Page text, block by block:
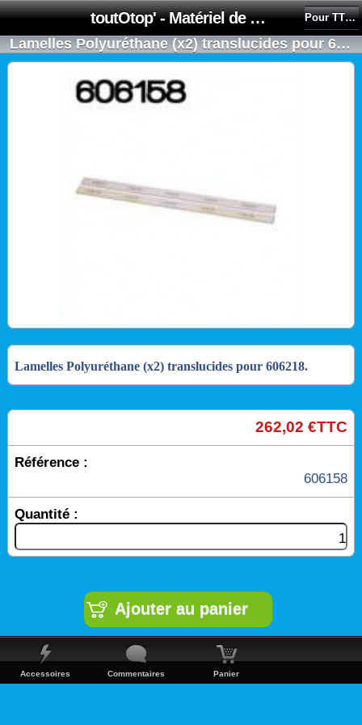
toutOtop' - Matériel de nettoyage, produit d'entretien, lubrifiant pour professionnel et particulier Pour TTB6652S
Lamelles Polyuréthane (x2) translucides pour 606218 - NUMATIC
Lamelles Polyuréthane (x2) translucides pour 606218.
262,02 €TTC
Référence :
606158
Quantité :
Accessoires Commentaires Panier